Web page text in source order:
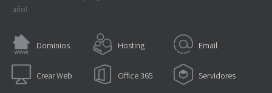
año!
Dominios Hosting Email
Crear Web Office 365 Servidores